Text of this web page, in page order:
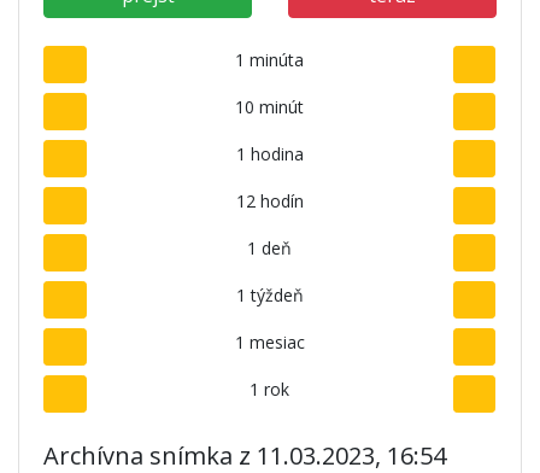
1 minúta
10 minút
1 hodina
12 hodín
1 deň
1 týždeň
1 mesiac
1 rok
Archívna snímka z 11.03.2023, 16:54